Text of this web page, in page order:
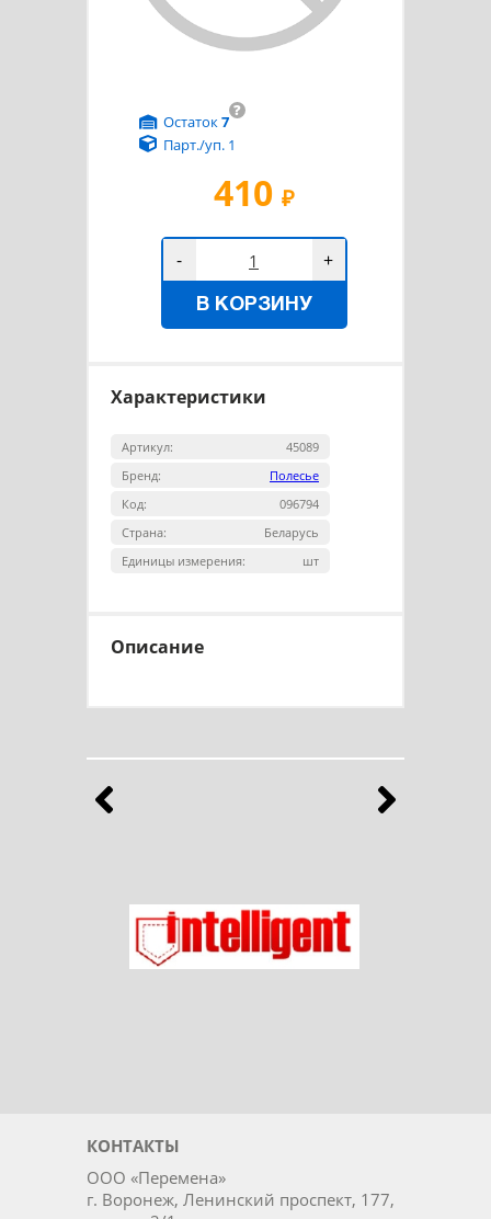
410 ₽
?
Остаток7
Парт./уп. 1
- +
В КОРЗИНУ
Характеристики
Артикул:
45089
Бренд:
Полесье
Код:
096794
Страна:
Беларусь
Единицы измерения:
шт
Описание
Бренды
Выберите продукты любимого бренда
Intelligent
КОНТАКТЫ
ООО «Перемена»
г. Воронеж, Ленинский проспект, 177,